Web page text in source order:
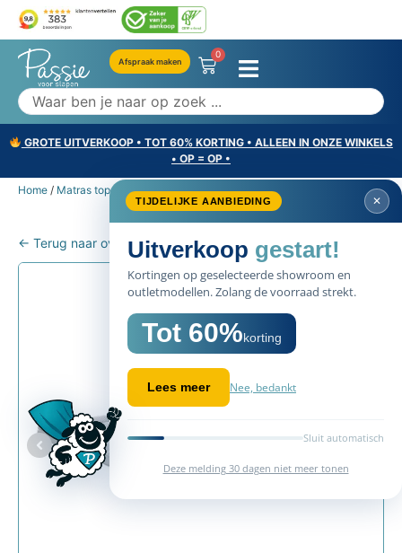
Afspraak maken
0
GROTE UITVERKOOP • TOT 60% KORTING • ALLEEN IN ONZE WINKELS
• OP = OP •
TIJDELIJKE AANBIEDING ✕
Uitverkoop gestart!
Kortingen op geselecteerde showroom en
outletmodellen. Zolang de voorraad strekt.
Tot 60%korting
Lees meer Nee, bedankt
Sluit automatisch
Deze melding 30 dagen niet meer tonen
Home / Matras toppers/ Pullman Silverline Comfort Topper Latex
← Terug naar overzicht